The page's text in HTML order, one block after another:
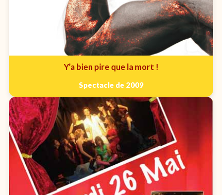
Y’a bien pire que la mort !
Spectacle de 2009